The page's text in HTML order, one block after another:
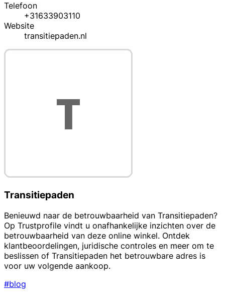
Telefoon
+31633903110
Website
transitiepaden.nl
Transitiepaden
Benieuwd naar de betrouwbaarheid van Transitiepaden?
Op Trustprofile vindt u onafhankelijke inzichten over de
betrouwbaarheid van deze online winkel. Ontdek
klantbeoordelingen, juridische controles en meer om te
beslissen of Transitiepaden het betrouwbare adres is
voor uw volgende aankoop.
#blog